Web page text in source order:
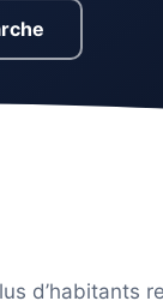
d’habitants